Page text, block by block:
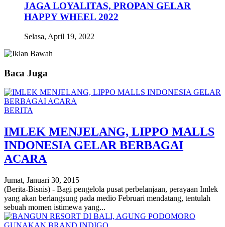
JAGA LOYALITAS, PROPAN GELAR
HAPPY WHEEL 2022
Selasa, April 19, 2022
Baca Juga
BERITA
IMLEK MENJELANG, LIPPO MALLS
INDONESIA GELAR BERBAGAI
ACARA
Jumat, Januari 30, 2015
(Berita-Bisnis) - Bagi pengelola pusat perbelanjaan, perayaan Imlek
yang akan berlangsung pada medio Februari mendatang, tentulah
sebuah momen istimewa yang...